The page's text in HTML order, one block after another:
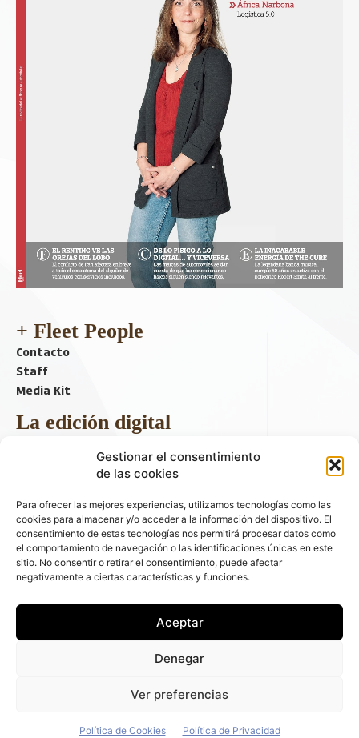
Gestionar el consentimiento
de las cookies
Para ofrecer las mejores experiencias, utilizamos tecnologías como las
cookies para almacenar y/o acceder a la información del dispositivo. El
consentimiento de estas tecnologías nos permitirá procesar datos como
el comportamiento de navegación o las identificaciones únicas en este
sitio. No consentir o retirar el consentimiento, puede afectar
negativamente a ciertas características y funciones.
Aceptar
Denegar
Ver preferencias
Política de Cookies Política de Privacidad
+ Fleet People
Contacto
Staff
Media Kit
La edición digital
Descargar último ejemplar
ir a hemeroteca
+ Contenido en redes sociales
automóviles - C/ Fernández de la Hoz 70, 1ºB - 28003 - Madrid
fleetpeople@fleetpeople.es